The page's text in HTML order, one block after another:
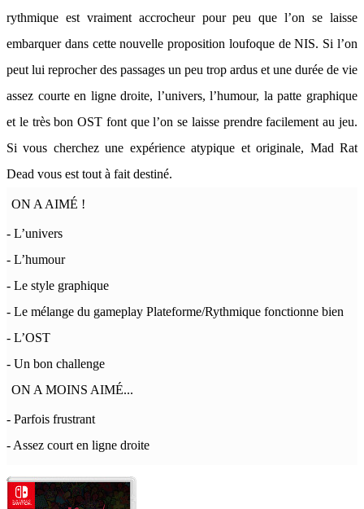
rythmique est vraiment accrocheur pour peu que l’on se laisse
embarquer dans cette nouvelle proposition loufoque de NIS. Si l’on
peut lui reprocher des passages un peu trop ardus et une durée de vie
assez courte en ligne droite, l’univers, l’humour, la patte graphique
et le très bon OST font que l’on se laisse prendre facilement au jeu.
Si vous cherchez une expérience atypique et originale, Mad Rat
Dead vous est tout à fait destiné.
ON A AIMÉ !
- L’univers
- L’humour
- Le style graphique
- Le mélange du gameplay Plateforme/Rythmique fonctionne bien
- L’OST
- Un bon challenge
ON A MOINS AIMÉ...
- Parfois frustrant
- Assez court en ligne droite